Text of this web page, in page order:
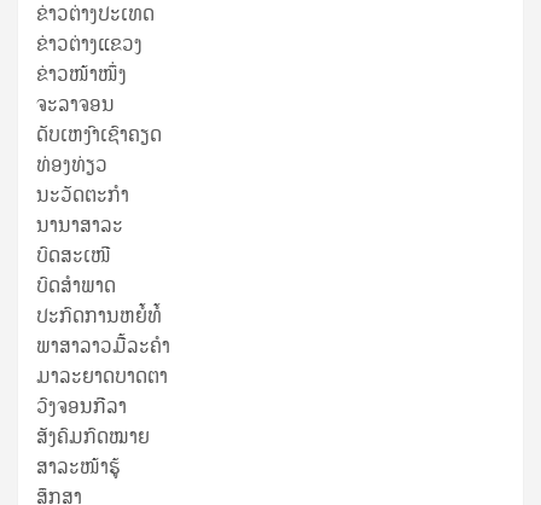
ຂ່າວຕ່າງປະເທດ
ຂ່າວ​ຕ່າງ​ແຂວງ
ຂ່າວໜ້າໜຶ່ງ
ຈະລາຈອນ
ດັບເຫງົາເຊົາຄຽດ
ທ່ອງທ່ຽວ
ນະວັດຕະກໍາ
ນານາສາລະ
ບົດສະເໜີ
ບົດສໍາພາດ
ປະກົດການຫຍໍ້ທໍ້
ພາສາລາວມື້ລະຄຳ
ມາລະຍາດບາດຕາ
ວົງຈອນກີລາ
ສັງຄົມກົດໝາຍ
ສາລະໜ້າຮູ້
ສຶກສາ